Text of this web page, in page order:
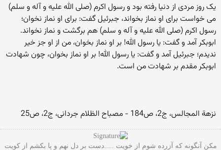
یک روز مردی از دنیا رفته بود و رسول اکرم (صلی الله علیه و آله و سلم)
می خواست برای او نماز بخواند، جبرئیل گفت: برای او نماز نخوان؛
رسول اکرم (صلی الله علیه و آله و سلم) هم برگشت و نماز نخواند.
ابوبکر آمد و گفت: یا رسول الله! بر او نماز بخوان، من از او جز خیر
ندیدم؛ جبرئیل آمد و گفت: یا رسول الله! بر او نماز بخوان، چون شهادت
ابوبکر مقدم بر شهادت من است.
نزهة المجالس، ج2، ص184 - مصباح الظلام جردانی، ج2، ص25
مکن آنگونه که آزرده شوم از خویت .....دست بر دل نهم و پا بکشم از کویت